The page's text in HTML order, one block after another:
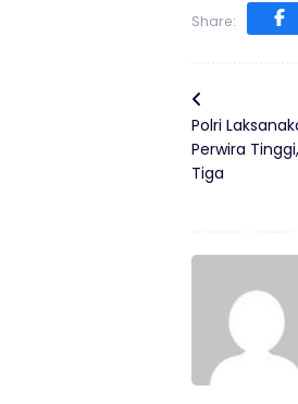
Share:
Polri
Perwira
Tiga